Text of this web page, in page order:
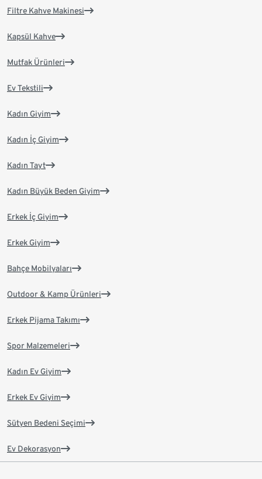
Filtre Kahve Makinesi
Kapsül Kahve
Mutfak Ürünleri
Ev Tekstili
Kadın Giyim
Kadın İç Giyim
Kadın Tayt
Kadın Büyük Beden Giyim
Erkek İç Giyim
Erkek Giyim
Bahçe Mobilyaları
Outdoor & Kamp Ürünleri
Erkek Pijama Takımı
Spor Malzemeleri
Kadın Ev Giyim
Erkek Ev Giyim
Sütyen Bedeni Seçimi
Ev Dekorasyon